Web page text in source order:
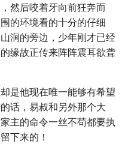
然后咬着牙向前狂奔而
的环境看的十分的仔细
涧的旁边，少年刚才已经
缘故正传来阵阵震耳欲聋
是他现在唯一能够有希望
话，易叔和另外那个大
主的命令一丝不苟都要执
下来的！